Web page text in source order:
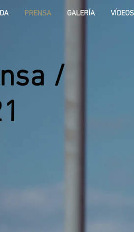
PRENSA GALERÍA VÍDEOS
/